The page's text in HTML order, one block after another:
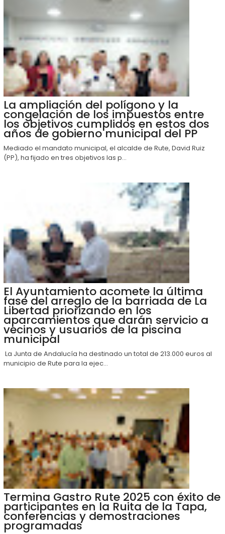
La ampliación del polígono y la
congelación de los impuestos entre
los objetivos cumplidos en estos dos
años de gobierno municipal del PP
Mediado el mandato municipal, el alcalde de Rute, David Ruiz
(PP), ha fijado en tres objetivos las p...
El Ayuntamiento acomete la última
fase del arreglo de la barriada de La
Libertad priorizando en los
aparcamientos que darán servicio a
vecinos y usuarios de la piscina
municipal
La Junta de Andalucía ha destinado un total de 213.000 euros al
municipio de Rute para la ejec...
Termina Gastro Rute 2025 con éxito de
participantes en la Ruita de la Tapa,
conferencias y demostraciones
programadas